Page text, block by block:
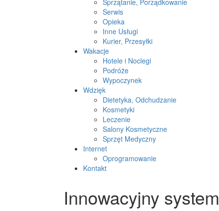
Sprzątanie, Porządkowanie
Serwis
Opieka
Inne Usługi
Kurier, Przesyłki
Wakacje
Hotele i Noclegi
Podróże
Wypoczynek
Wdzięk
Dietetyka, Odchudzanie
Kosmetyki
Leczenie
Salony Kosmetyczne
Sprzęt Medyczny
Internet
Oprogramowanie
Kontakt
Innowacyjny